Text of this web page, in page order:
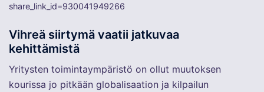
share_link_id=930041949266
Vihreä siirtymä vaatii jatkuvaa
kehittämistä
Yritysten toimintaympäristö on ollut muutoksen
kourissa jo pitkään globalisaation ja kilpailun